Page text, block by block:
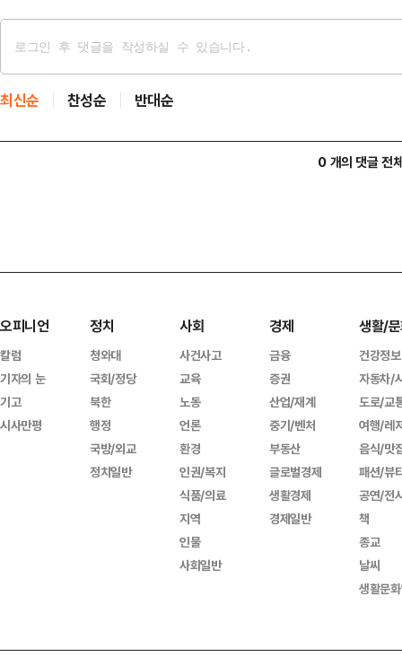
최신순 찬성순 반대순
0 개의 댓글 전
오피니언
칼럼
기자의 눈
기고
시사만평
정치
청와대
국회/정당
북한
행정
국방/외교
정치일반
사회
사건사고
교육
노동
언론
환경
인권/복지
식품/의료
지역
인물
사회일반
경제
금융
증권
산업/재계
중기/벤처
부동산
글로벌경제
생활경제
경제일반
생활/
건강정보
자동차/
도로/교
여행/레
음식/맛
패션/뷰
공연/전
책
종교
날씨
생활문